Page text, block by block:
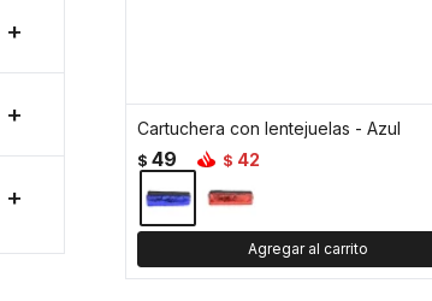
Cartuchera con lentejuelas - Azul
$ 49 $ 42